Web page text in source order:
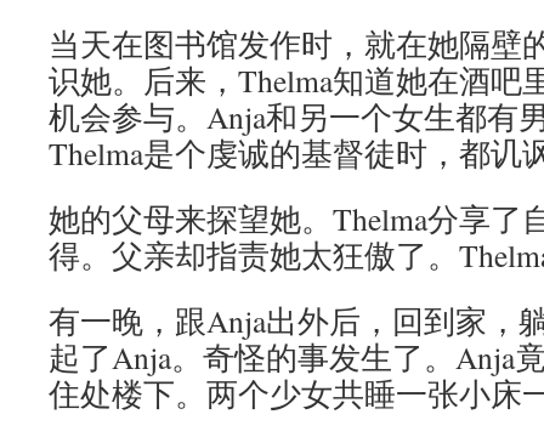
当天在图书馆发作时，就在她隔壁
识她。后来，Thelma知道她在酒吧
机会参与。Anja和另一个女生都有
Thelma是个虔诚的基督徒时，都讥
她的父母来探望她。Thelma分享了
得。父亲却指责她太狂傲了。
有一晚，跟Anja出外后，回到家，
起了Anja。奇怪的事发生了。Anja
住处楼下。两个少女共睡一张小床